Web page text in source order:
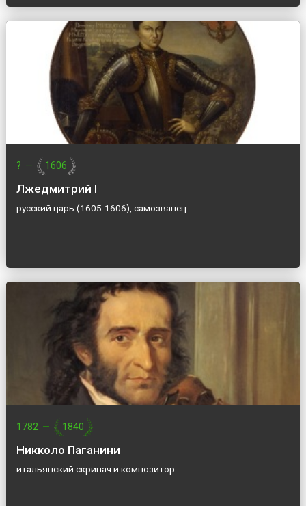
? — 1606
Лжедмитрий I
русский царь (1605-1606), самозванец
1782 — 1840
Никколо Паганини
итальянский скрипач и композитор